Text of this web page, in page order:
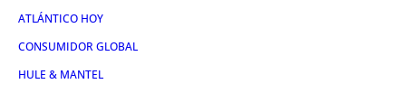
ATLÁNTICO HOY
CONSUMIDOR GLOBAL
HULE & MANTEL